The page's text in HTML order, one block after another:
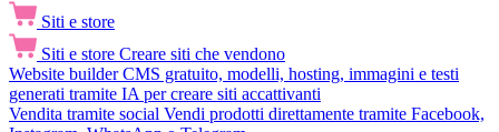
Siti e store
Siti e store Creare siti che vendono
Website builder CMS gratuito, modelli, hosting, immagini e testi
generati tramite IA per creare siti accattivanti
Vendita tramite social Vendi prodotti direttamente tramite Facebook,